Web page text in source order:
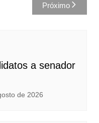
Próximo
a senador
de 2026